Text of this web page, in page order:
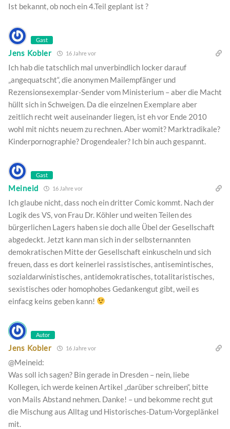
Ist bekannt, ob noch ein 4.Teil geplant ist ?
Gast
Jens Kobler 16 Jahre vor
Ich hab die tatschlich mal unverbindlich locker darauf
„angequatscht“, die anonymen Mailempfänger und
Rezensionsexemplar-Sender vom Ministerium – aber die Macht
hüllt sich in Schweigen. Da die einzelnen Exemplare aber
zeitlich recht weit auseinander liegen, ist eh vor Ende 2010
wohl mit nichts neuem zu rechnen. Aber womit? Marktradikale?
Kinderpornographie? Drogendealer? Ich bin auch gespannt.
Gast
Meineid 16 Jahre vor
Ich glaube nicht, dass noch ein dritter Comic kommt. Nach der
Logik des VS, von Frau Dr. Köhler und weiten Teilen des
bürgerlichen Lagers haben sie doch alle Übel der Gesellschaft
abgedeckt. Jetzt kann man sich in der selbsternannten
demokratischen Mitte der Gesellschaft einkuscheln und sich
freuen, dass es dort keinerlei rassistisches, antisemintisches,
sozialdarwinistisches, antidemokratisches, totalitaristisches,
sexistisches oder homophobes Gedankengut gibt, weil es
einfacg keins geben kann!
Autor
Jens Kobler 16 Jahre vor
@Meineid:
Was soll ich sagen? Bin gerade in Dresden – nein, liebe
Kollegen, ich werde keinen Artikel „darüber schreiben“, bitte
von Mails Abstand nehmen. Danke! – und bekomme recht gut
die Mischung aus Alltag und Historisches-Datum-Vorgeplänkel
mit.